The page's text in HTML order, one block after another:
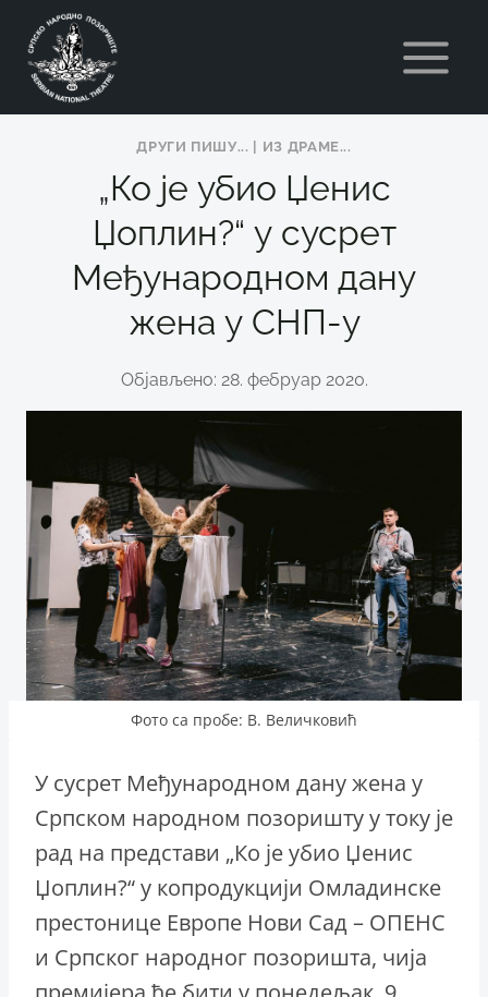
content
ДРУГИ ПИШУ... ИЗ ДРАМЕ...
„Ко је убио Џенис
Џоплин?“ у сусрет
Међународном дану
жена у СНП-у
Објављено: 28. фебруар 2020.
Фото са пробе: В. Величковић
У сусрет Међународном дану жена у
Српском народном позоришту у току је
рад на представи „Ко је убио Џенис
Џоплин?“ у копродукцији Омладинске
престонице Европе Нови Сад – ОПЕНС
и Српског народног позоришта, чија